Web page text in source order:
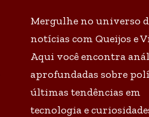
Mergulhe no universo
notícias com Queijos e
Aqui você encontra
aprofundadas sobre
últimas tendências em
tecnologia e